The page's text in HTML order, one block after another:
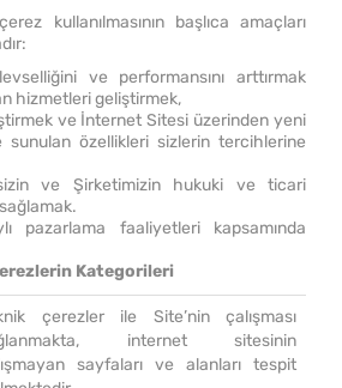
kullanılmasının başlıca amaçları
ve performansını arttırmak
hizmetleri geliştirmek,
ve İnternet Sitesi üzerinden yeni
sunulan özellikleri sizlerin tercihlerine
ve Şirketimizin hukuki ve ticari
pazarlama faaliyetleri kapsamında
Kategorileri
çerezler ile Site’nin çalışması
internet sitesinin
sayfaları ve alanları tespit